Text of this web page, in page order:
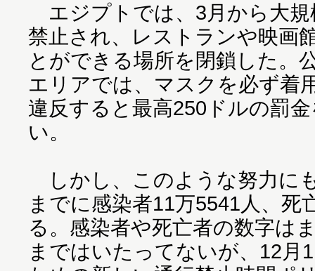
エジプトでは、3月から大
禁止され、レストランや映画
とができる場所を閉鎖した。
エリアでは、マスクを必ず着
違反すると最高250ドルの罰
い。
しかし、このような努力に
までに感染者11万5541人、死
る。感染者や死亡者の数字は
まではいたってないが、12月